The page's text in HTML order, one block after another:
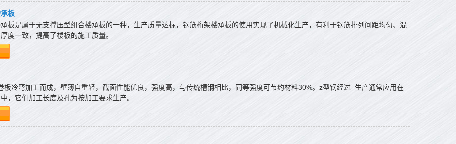
板
板是属于无支撑压型组合楼承板的一种，生产质量达标，钢筋桁架楼承板的使用实现了机械化生产，有利于钢筋排列间距均匀、混
度一致，提高了楼板的施工质量。
板冷弯加工而成，壁薄自重轻，截面性能优良，强度高，与传统槽钢相比，同等强度可节约材料30%。z型钢经过_生产通常应用在_
，它们加工长度及孔为按加工要求生产。